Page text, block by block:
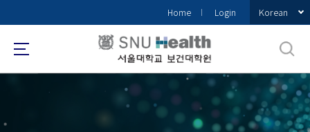
로
메
Home Login Korean